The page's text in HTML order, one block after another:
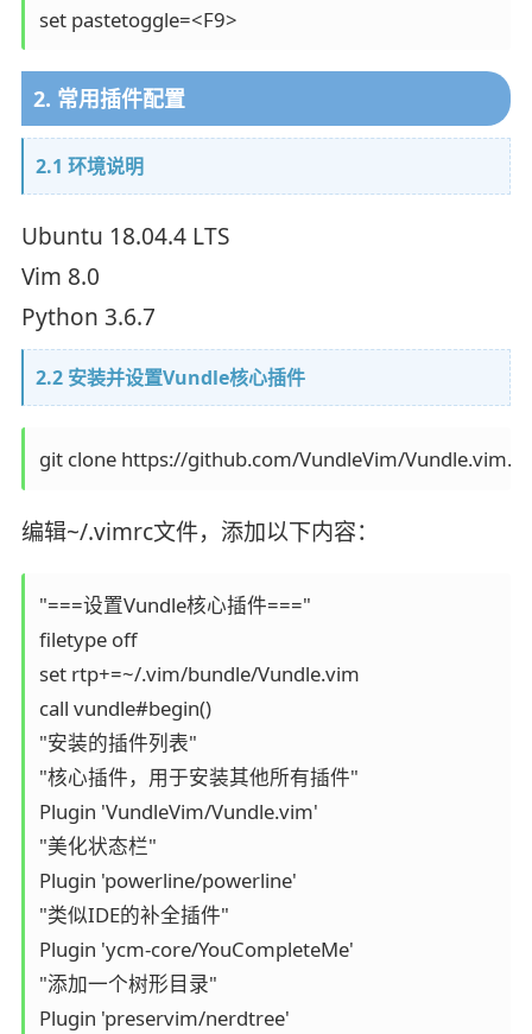
set pastetoggle=<F9>
2. 常用插件配置
2.1 环境说明
Ubuntu 18.04.4 LTS
Vim 8.0
Python 3.6.7
2.2 安装并设置Vundle核心插件
git clone https://github.com/VundleVim/
编辑~/.vimrc文件，添加以下内容：
"===设置Vundle核心插件==="
filetype off
set rtp+=~/.vim/bundle/Vundle.vim
call vundle#begin()
"安装的插件列表"
"核心插件，用于安装其他所有插件"
Plugin 'VundleVim/Vundle.vim'
"美化状态栏"
Plugin 'powerline/powerline'
"类似IDE的补全插件"
Plugin 'ycm-core/YouCompleteMe'
"添加一个树形目录"
Plugin 'preservim/nerdtree'